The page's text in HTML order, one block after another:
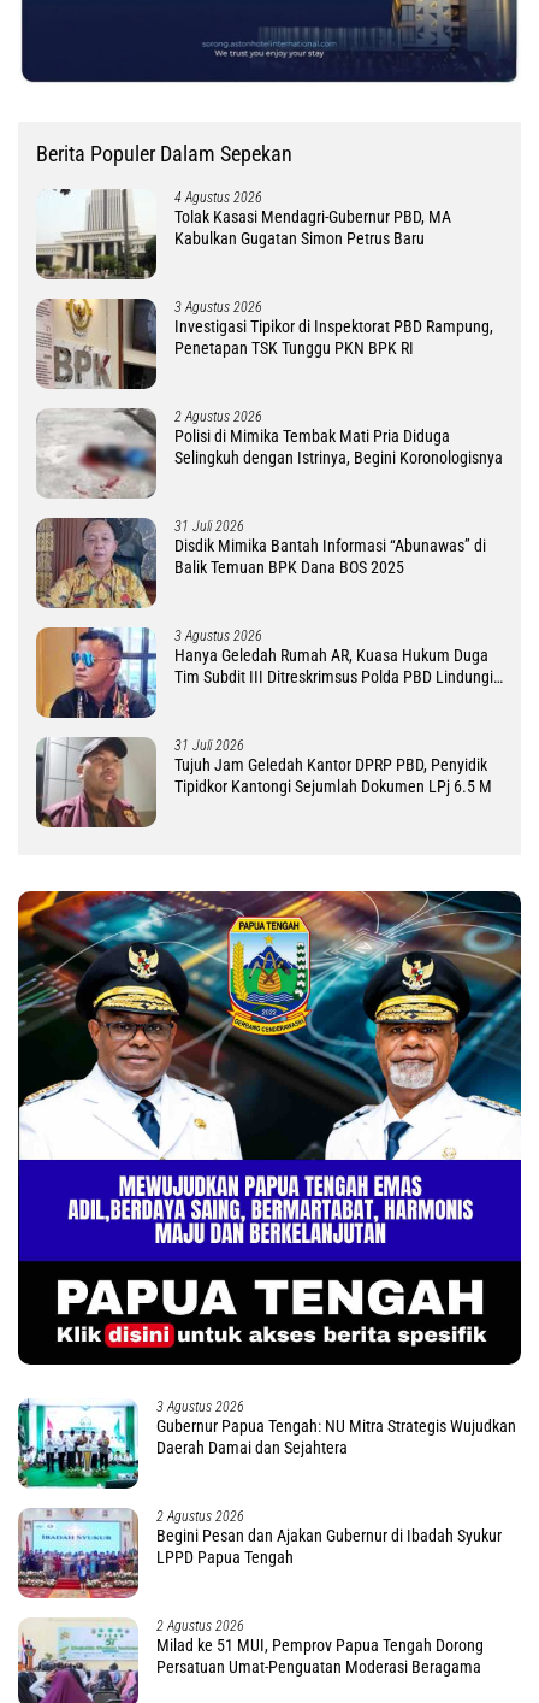
Berita Populer Dalam Sepekan
4 Agustus 2026
Tolak Kasasi Mendagri-Gubernur PBD, MA
Kabulkan Gugatan Simon Petrus Baru
3 Agustus 2026
Investigasi Tipikor di Inspektorat PBD Rampung,
Penetapan TSK Tunggu PKN BPK RI
2 Agustus 2026
Polisi di Mimika Tembak Mati Pria Diduga
Selingkuh dengan Istrinya, Begini Koronologisnya
31 Juli 2026
Disdik Mimika Bantah Informasi “Abunawas” di
Balik Temuan BPK Dana BOS 2025
3 Agustus 2026
Hanya Geledah Rumah AR, Kuasa Hukum Duga
Tim Subdit III Ditreskrimsus Polda PBD Lindungi
31 Juli 2026
Tujuh Jam Geledah Kantor DPRP PBD, Penyidik
Tipidkor Kantongi Sejumlah Dokumen LPj 6.5 M
3 Agustus 2026
Gubernur Papua Tengah: NU Mitra Strategis Wujudkan
Daerah Damai dan Sejahtera
2 Agustus 2026
Begini Pesan dan Ajakan Gubernur di Ibadah Syukur
LPPD Papua Tengah
2 Agustus 2026
Milad ke 51 MUI, Pemprov Papua Tengah Dorong
Persatuan Umat-Penguatan Moderasi Beragama